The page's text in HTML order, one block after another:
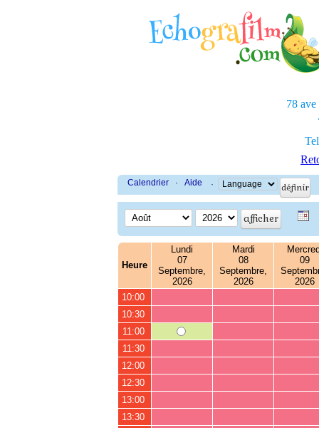
78 ave
Calendrier · Aide ·
Heure
Lundi
07
Septembre,
2026
Mardi
08
Septembre,
2026
09
2026
10:00
10:30
11:00
11:30
12:00
12:30
13:00
13:30